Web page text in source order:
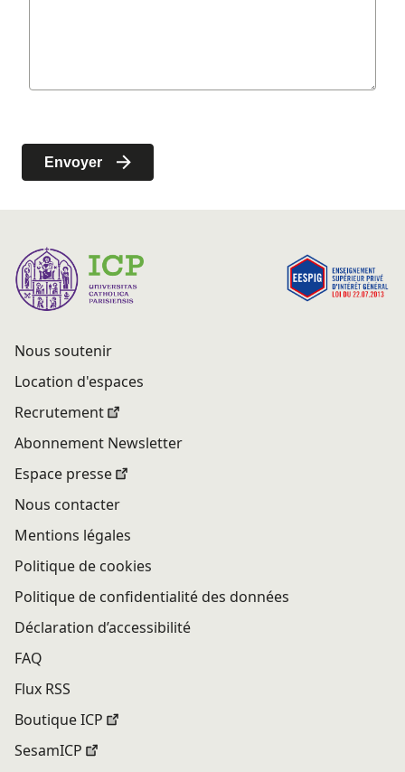
Nous soutenir
Location d'espaces
Recrutement
Abonnement Newsletter
Espace presse
Nous contacter
Mentions légales
Politique de cookies
Politique de confidentialité des données
Déclaration d’accessibilité
FAQ
Flux RSS
Boutique ICP
SesamICP